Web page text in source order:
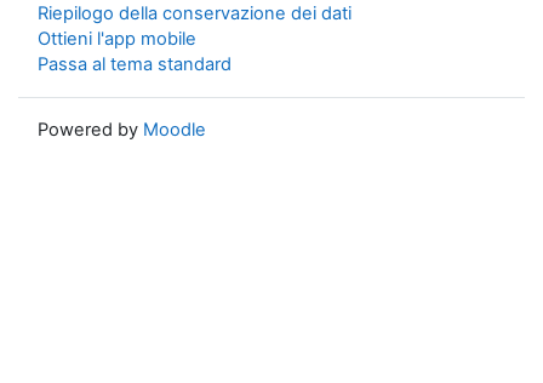
Riepilogo della conservazione dei dati
Ottieni l'app mobile
Passa al tema standard
Powered by Moodle